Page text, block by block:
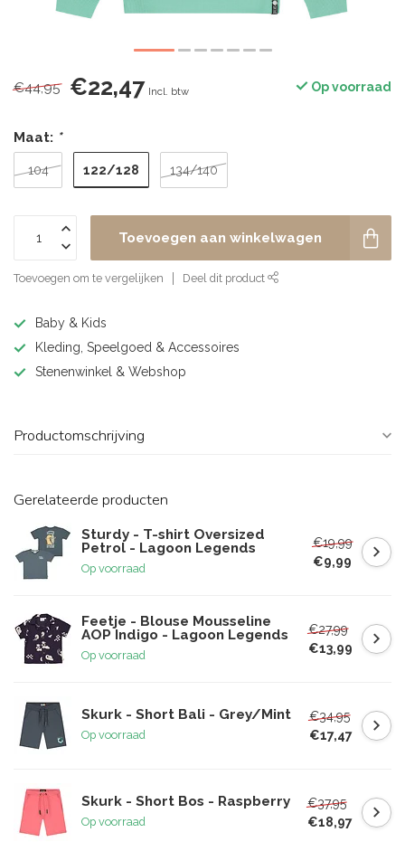
€44,95 €22,47 Incl. btw Op voorraad
Maat: *
104 122/128 134/140
Toevoegen aan winkelwagen
Toevoegen om te vergelijken Deel dit product
Baby & Kids
Kleding, Speelgoed & Accessoires
Stenenwinkel & Webshop
Productomschrijving
Gerelateerde producten
Sturdy - T-shirt Oversized
Petrol - Lagoon Legends
Op voorraad
€19,99
€9,99
Feetje - Blouse Mousseline
AOP Indigo - Lagoon Legends
Op voorraad
€27,99
€13,99
Skurk - Short Bali - Grey/Mint
Op voorraad
€34,95
€17,47
Skurk - Short Bos - Raspberry
Op voorraad
€37,95
€18,97